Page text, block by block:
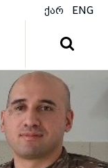
ქარ ENG